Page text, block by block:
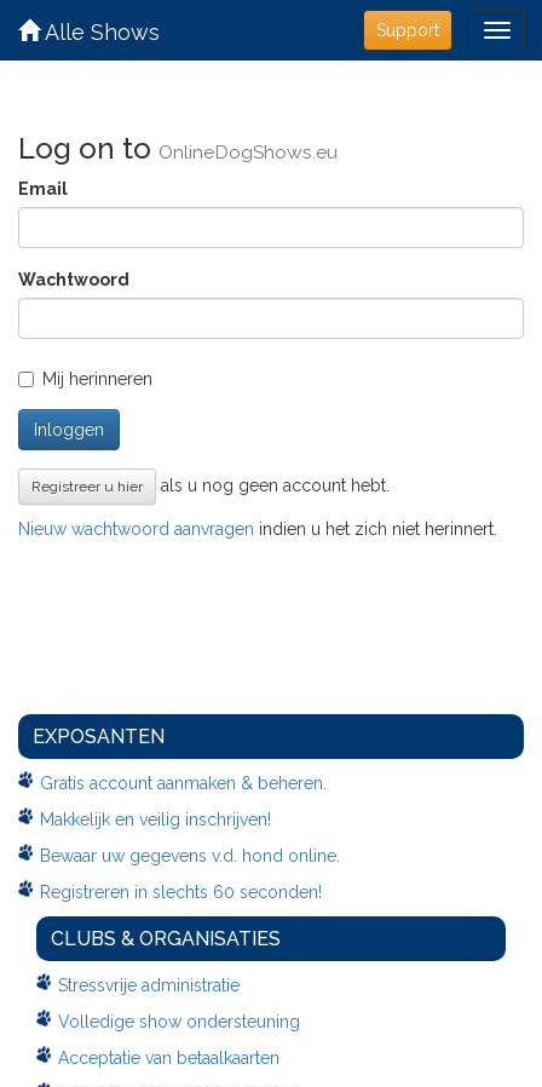
Support
Alle Shows
Log on to OnlineDogShows.eu
Email
Wachtwoord
Mij herinneren
Inloggen
Registreer u hier als u nog geen account hebt.
Nieuw wachtwoord aanvragen indien u het zich niet herinnert.
EXPOSANTEN
Gratis account aanmaken & beheren.
Makkelijk en veilig inschrijven!
Bewaar uw gegevens v.d. hond online.
Registreren in slechts 60 seconden!
CLUBS & ORGANISATIES
Stressvrije administratie
Volledige show ondersteuning
Acceptatie van betaalkaarten